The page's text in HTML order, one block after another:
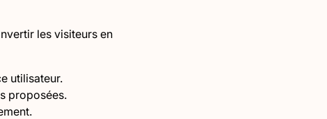
les visiteurs en
utilisateur.
proposées.